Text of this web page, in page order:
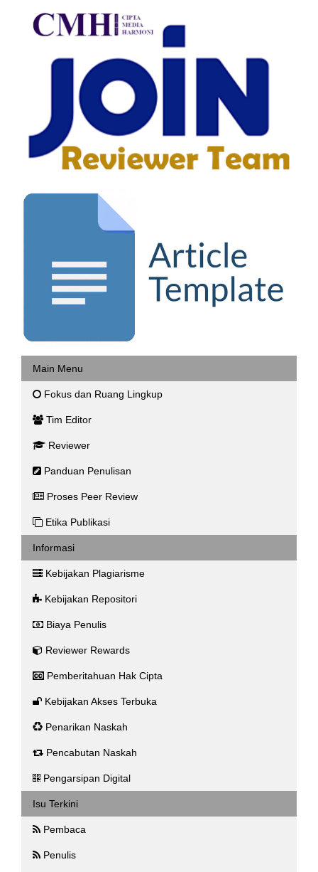
Main Menu
Fokus dan Ruang Lingkup
Tim Editor
Reviewer
Panduan Penulisan
Proses Peer Review
Etika Publikasi
Informasi
Kebijakan Plagiarisme
Kebijakan Repositori
Biaya Penulis
Reviewer Rewards
Pemberitahuan Hak Cipta
Kebijakan Akses Terbuka
Penarikan Naskah
Pencabutan Naskah
Pengarsipan Digital
Isu Terkini
Pembaca
Penulis